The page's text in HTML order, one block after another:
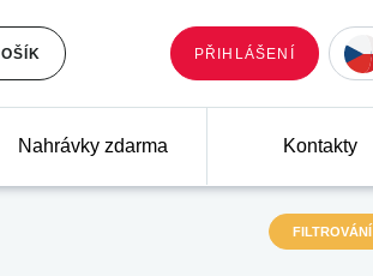
PŘIHLÁŠENÍ
Nahrávky zdarma Kontakty
FILTROVÁNÍ